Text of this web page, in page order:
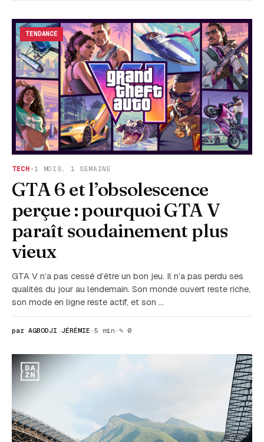
TENDANCE
TECH · 1 MOIS, 1 SEMAINE
GTA 6 et l’obsolescence
perçue : pourquoi GTA V
paraît soudainement plus
vieux
GTA V n’a pas cessé d’être un bon jeu. Il n’a pas perdu ses
qualités du jour au lendemain. Son monde ouvert reste riche,
son mode en ligne reste actif, et son …
par AGBODJI JÉRÉMIE · 5 min · ✎ 0